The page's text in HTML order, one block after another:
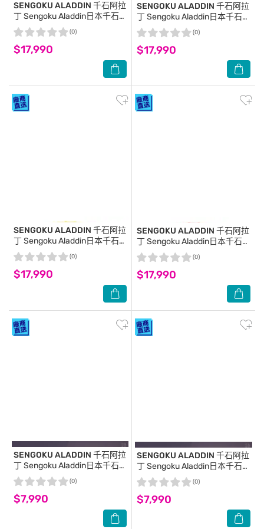
SENGOKU ALADDIN 千石阿拉
丁Sengoku Aladdin日本千石
阿拉丁卡式瓦斯暖爐-經典白
$17,990
(0)
SENGOKU ALADDIN 千石阿拉
丁Sengoku Aladdin日本千石阿
拉丁卡式瓦斯暖爐-經典綠
$17,990
(0)
SENGOKU ALADDIN 千石阿拉
丁Sengoku Aladdin日本千石
阿拉丁卡式瓦斯暖爐-特殊黃
$17,990
(0)
SENGOKU ALADDIN 千石阿拉
丁Sengoku Aladdin日本千石阿
拉丁卡式瓦斯暖爐-特殊紅
$17,990
(0)
SENGOKU ALADDIN 千石阿拉
丁Sengoku Aladdin日本千石
阿拉丁神燈音箱-質感沙
$7,990
(0)
SENGOKU ALADDIN 千石阿拉
丁Sengoku Aladdin日本千石阿
拉丁神燈音箱-英倫紅
$7,990
(0)